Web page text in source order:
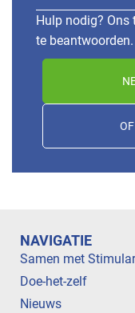
Hulp nodig?
te
NAVIGATIE
Samen met Stimular
Doe-het-zelf
Nieuws